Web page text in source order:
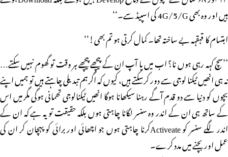
ہیں اور وہ بھی 4G/5/G کی اسپیڈ سے۔‘‘
ابتسام کا قہقہہ بے ساختہ تھا۔ کمال کرتی ہو تم بھی!‘‘
’’سچ کہہ رہی ہوں نا؟ اب میں یا آپ ان کے پیچھے پیچھے ہر وقت تو گھوم نہیں سکتے…
نہ ہی انھیں ٹیکنا لوجی سے دور کرسکتے ہیں، کیوں کہ اگرہم تبدیلی چاہتے ہیں تو ہمیں اپنے
بچوں کو دنیا سے دو قدم آگے رہنا سیکھانا ہوگا انھیں ٹیکنالوجی تھمانی ہوگی مگر میں اس
کے ساتھ ہی ان کے اندر وہ سنسر لگانا چاہتی ہوں بلکہ حقیقت تو یہ ہے کہ ان کے
اندر لگے سنسر کو Activeateکرنا چاہتی ہوں جو اچھائی اور برائی کو پہچان کر ان کی
عمل اور بچنے میں مدد کرے۔